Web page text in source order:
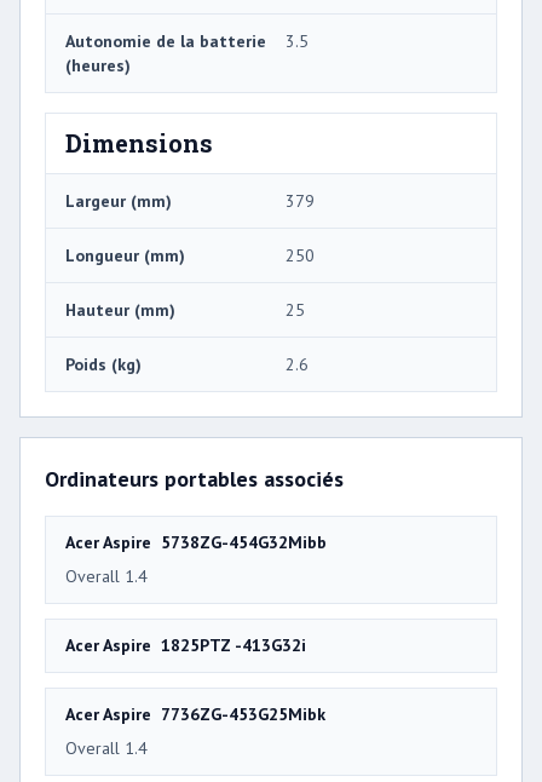
Autonomie de la batterie
(heures)
3.5
Dimensions
Largeur (mm) 379
Longueur (mm) 250
Hauteur (mm) 25
Poids (kg) 2.6
Ordinateurs portables associés
Acer Aspire 5738ZG-454G32Mibb
Overall 1.4
Acer Aspire 1825PTZ -413G32i
Acer Aspire 7736ZG-453G25Mibk
Overall 1.4